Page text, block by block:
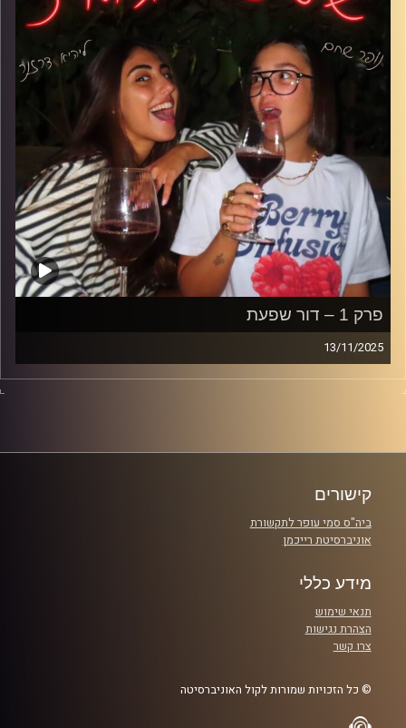
קרדיט תמונות: נופר שחם
פרק 1 – דור שפעת
13/11/2025
כולנו יוצאים לאותם ברים, הולכים לאותם מסיבות וטסים
קישורים
ביה"ס סמי עופר לתקשורת
אוניברסיטת רייכמן
מידע כללי
תנאי שימוש
הצהרת נגישות
צרו קשר
© כל הזכויות שמורות לקול האוניברסיטה